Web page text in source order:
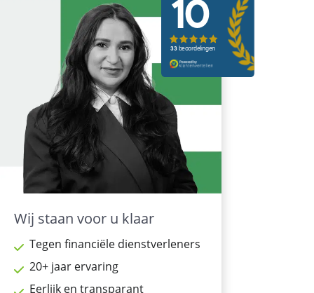
Wij staan voor u klaar
Tegen financiële dienstverleners
20+ jaar ervaring
Eerlijk en transparant